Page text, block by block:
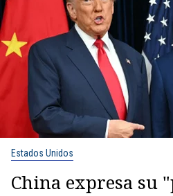
Estados Unidos
China expresa su